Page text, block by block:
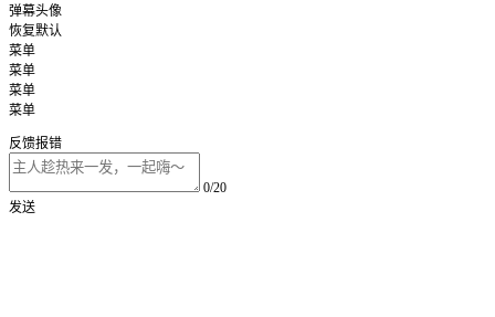
弹幕头像
恢复默认
菜单
菜单
菜单
菜单
反馈报错
0/20
发送